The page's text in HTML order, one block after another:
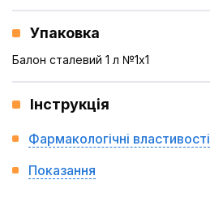
Упаковка
Балон сталевий 1 л №1x1
Інструкція
Фармакологічні властивості
Показання